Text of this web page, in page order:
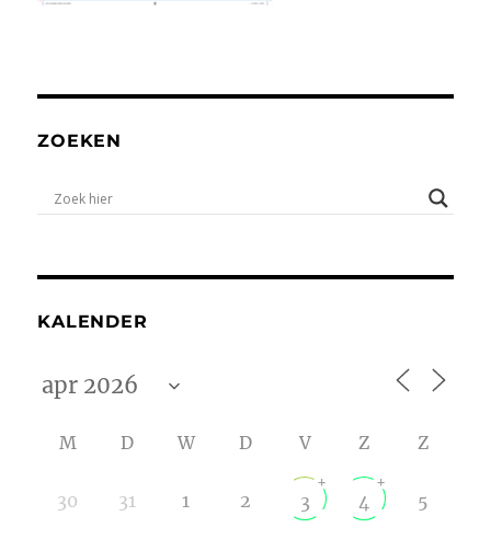
ZOEKEN
KALENDER
M D W D V Z Z
30 31 1 2 3
+
4
+
5